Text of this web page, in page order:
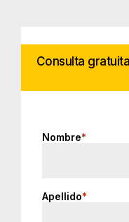
Consulta
Nombre*
Apellido*